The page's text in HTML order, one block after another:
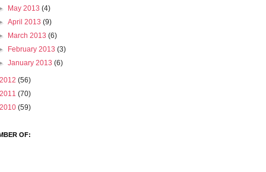
May 2013(4)
April 2013(9)
March 2013(6)
February 2013(3)
January 2013(6)
2012 (56)
2011 (70)
2010 (59)
OF: